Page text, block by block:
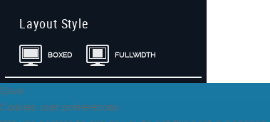
Layout Style
BOXED FULLWIDTH
Save
Cookies user preferences